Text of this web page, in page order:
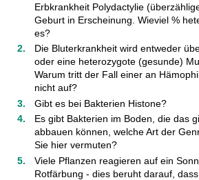
Erbkrankheit Polydactylie
Geburt in Erscheinung. Wieviel %
es?
Die Bluterkrankheit wird entweder
oder eine heterozygote (gesunde)
Warum tritt der Fall einer an
nicht auf?
Gibt es bei Bakterien Histone?
Es gibt Bakterien im Boden, die das
abbauen können, welche Art der
Sie hier vermuten?
Viele Pflanzen reagieren auf ein
Rotfärbung - dies beruht darauf,